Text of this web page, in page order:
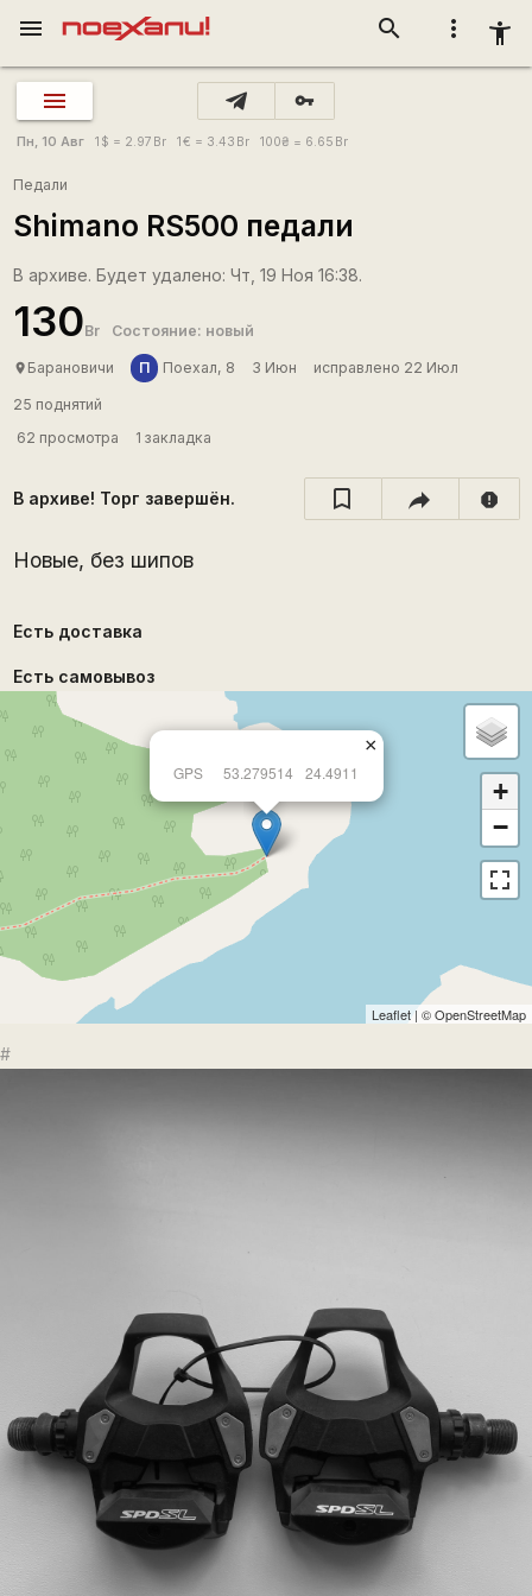
more_vert accessibility_new
search
menu
vpn_key
Пн, 10 Авг 1 $ = 2.97 Br 1€ = 3.43 Br 100₴ = 6.65 Br
Педали
Shimano RS500 педали
В архиве. Будет удалено: Чт, 19 Ноя 16:38.
130Br Состояние: новый
place Барановичи П Поехал, 8 3 Июн исправлено 22 Июл
25 поднятий
62 просмотра
1 закладка
В архиве! Торг завершён. report
Новые, без шипов
Есть доставка
Есть самовывоз
GPS 53.279514 24.4911
×
+
−
Leaflet | ©OpenStreetMap
#